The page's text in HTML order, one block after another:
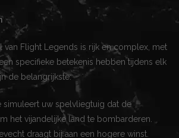
van Flight Legends is rijk en complex, met
specifieke betekenis hebben tijdens elk
de belangrijkste:
simuleert uw spelvliegtuig dat de
het vijandelijke land te bombarderen.
draagt bij aan een hogere winst.